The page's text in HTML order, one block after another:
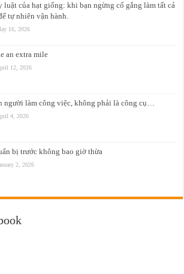
luật của hạt giống: khi bạn ngừng cố gắng làm tất cả
tự nhiên vận hành.
16, 2026
an extra mile
12, 2026
người làm công việc, không phải là công cụ…
4, 2026
bị trước không bao giờ thừa
2, 2026